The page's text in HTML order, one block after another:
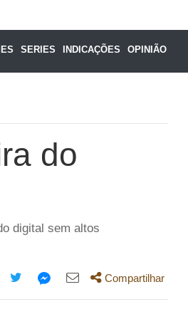
SERIES INDICAÇÕES OPINIÃO
do
digital sem altos
Compartilhe
Compartilhe
Compartilhe
Compartilhar